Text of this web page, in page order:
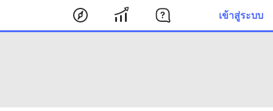
เข้าสู่ระบบ